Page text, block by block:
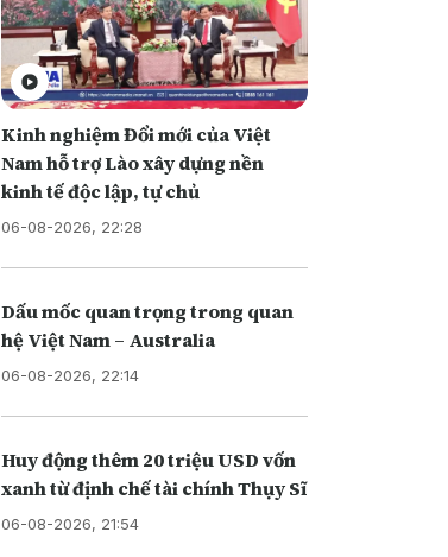
Kinh nghiệm Đổi mới của Việt
Nam hỗ trợ Lào xây dựng nền
kinh tế độc lập, tự chủ
06-08-2026, 22:28
Dấu mốc quan trọng trong quan
hệ Việt Nam – Australia
06-08-2026, 22:14
Huy động thêm 20 triệu USD vốn
xanh từ định chế tài chính Thụy Sĩ
06-08-2026, 21:54